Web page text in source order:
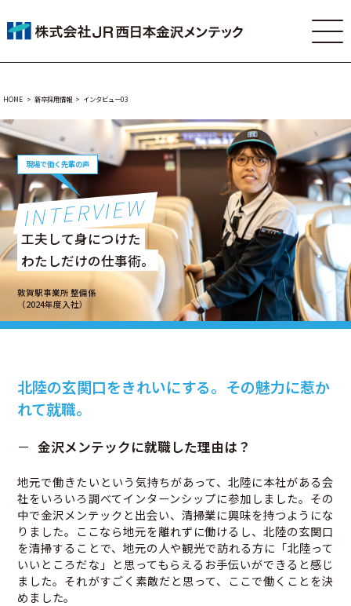
HOME 新卒採用情報 インタビュー03
現場で働く先輩の声
INTERVIEW
工夫して身につけた
わたしだけの仕事術。
敦賀駅事業所 整備係
（2024年度入社）
北陸の玄関口をきれいにする。その魅力に惹か
れて就職。
金沢メンテックに就職した理由は？
地元で働きたいという気持ちがあって、北陸に本社がある会
社をいろいろ調べてインターンシップに参加しました。その
中で金沢メンテックと出会い、清掃業に興味を持つようにな
りました。ここなら地元を離れずに働けるし、北陸の玄関口
を清掃することで、地元の人や観光で訪れる方に「北陸って
いいところだな」と思ってもらえるお手伝いができると感じ
ました。それがすごく素敵だと思って、ここで働くことを決
めました。